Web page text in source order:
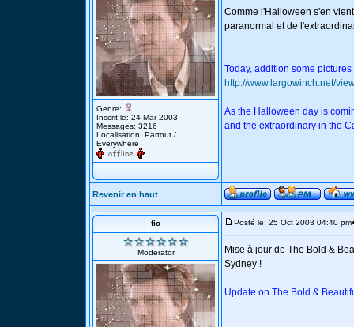
Genre:
Inscrit le: 24 Mar 2003
Messages: 3216
Localisation: Partout /
Everywhere
Comme l'Halloween s'en
paranormal et de
Today, addition some
http://www.largowinch.net/
As the Halloween day is
and the extraordinary in the
Revenir en haut
fio
Moderator
Posté le: 25 Oct 2003 04:40 pm
Mise à jour de The Bold &
Sydney !
Update on The Bold &